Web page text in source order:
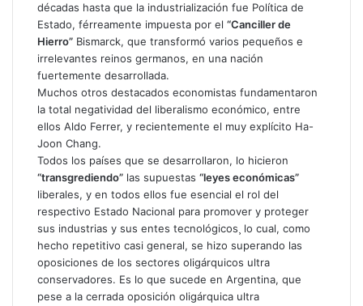
décadas hasta que la industrialización fue Política de
Estado, férreamente impuesta por el “Canciller de
Hierro” Bismarck, que transformó varios pequeños e
irrelevantes reinos germanos, en una nación
fuertemente desarrollada.
Muchos otros destacados economistas fundamentaron
la total negatividad del liberalismo económico, entre
ellos Aldo Ferrer, y recientemente el muy explícito Ha-
Joon Chang.
Todos los países que se desarrollaron, lo hicieron
“transgrediendo” las supuestas “leyes económicas”
liberales, y en todos ellos fue esencial el rol del
respectivo Estado Nacional para promover y proteger
sus industrias y sus entes tecnológicos¸ lo cual, como
hecho repetitivo casi general, se hizo superando las
oposiciones de los sectores oligárquicos ultra
conservadores. Es lo que sucede en Argentina, que
pese a la cerrada oposición oligárquica ultra